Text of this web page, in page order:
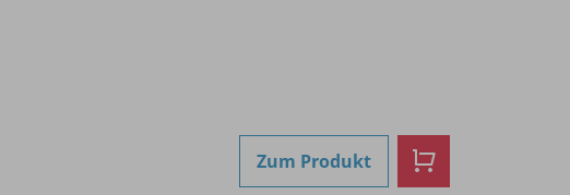
Zum Produkt